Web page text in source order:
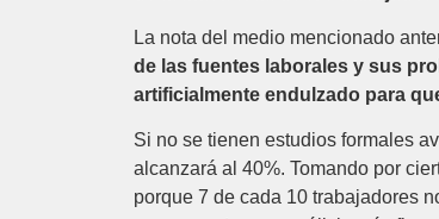
La nota del medio mencionado
de las fuentes laborales y sus
artificialmente endulzado para
Si no se tienen estudios formales
alcanzará al 40%. Tomando por
porque 7 de cada 10 trabajadores